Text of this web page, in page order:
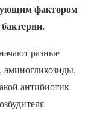
фактором
разные
антибиотик